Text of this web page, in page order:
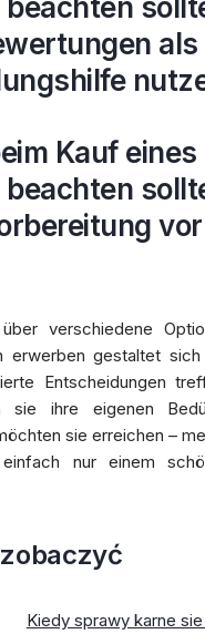
beachten
als
Kauf
beachten
verschiedene
erwerben gestaltet
Entscheidungen
sie ihre eigenen
sie erreichen –
nur einem
Kiedy sprawy karne